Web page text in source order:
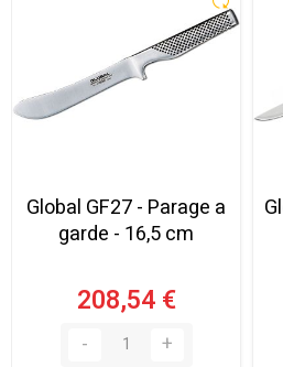
Global GF27 - Parage a
garde - 16,5 cm
208,54 €